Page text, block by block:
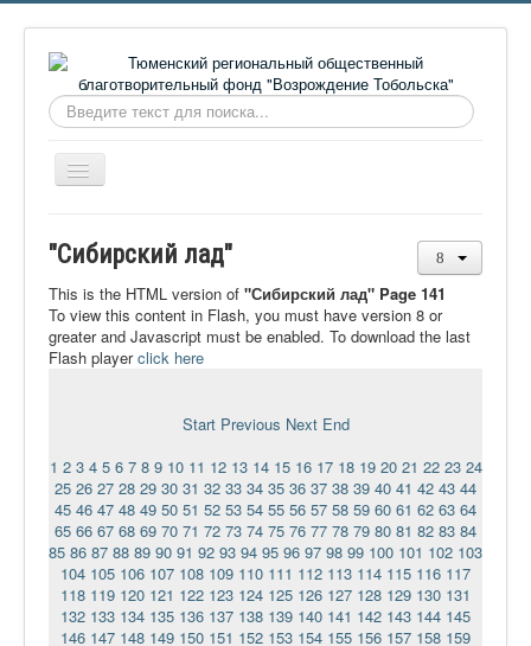
Искать...
Включить/
выключить
О фонде
Онлайн библиотека
Видеоматериалы
Сайт проекта Достоевский
Ермаковополе.рф
"Сибирский лад"
This is the HTML version of "Сибирский лад" Page 141
To view this content in Flash, you must have version 8 or
greater and Javascript must be enabled. To download the last
Flash playerclick here
Start Previous Next End
1 2 3 4 5 6 7 8 9 10 11 12 13 14 15 16 17 18 19 20 21 22 23 24
25 26 27 28 29 30 31 32 33 34 35 36 37 38 39 40 41 42 43 44
45 46 47 48 49 50 51 52 53 54 55 56 57 58 59 60 61 62 63 64
65 66 67 68 69 70 71 72 73 74 75 76 77 78 79 80 81 82 83 84
85 86 87 88 89 90 91 92 93 94 95 96 97 98 99 100 101 102 103
104 105 106 107 108 109 110 111 112 113 114 115 116 117
118 119 120 121 122 123 124 125 126 127 128 129 130 131
132 133 134 135 136 137 138 139 140 141 142 143 144 145
146 147 148 149 150 151 152 153 154 155 156 157 158 159